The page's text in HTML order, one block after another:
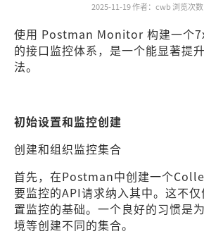
2025-11-19作者： cwb 浏览次数
使用 Postman Monitor 构建一个
的接口监控体系，是一个能显著提
法。
初始设置和监控创建
创建和组织监控集合
首先，在Postman中创建一个
要监控的API请求纳入其中。这不
置监控的基础。一个良好的习惯是
境等创建不同的集合。